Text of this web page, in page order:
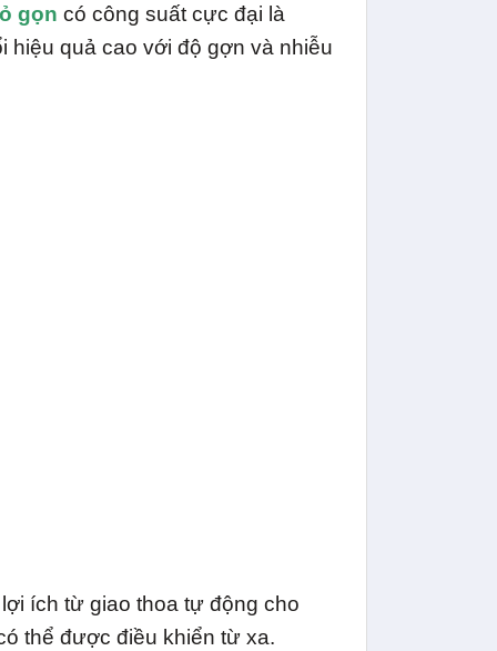
gọn có công suất cực đại là
hiệu quả cao với độ gợn và nhiễu
ích từ giao thoa tự động cho
thể được điều khiển từ xa.